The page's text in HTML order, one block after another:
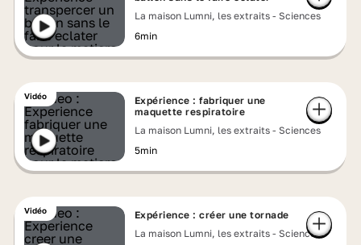
La maison Lumni, les extraits - Sciences
6min
Vidéo
Expérience : fabriquer une
maquette respiratoire
La maison Lumni, les extraits - Sciences
5min
Vidéo
Expérience : créer une tornade
La maison Lumni, les extraits - Sciences